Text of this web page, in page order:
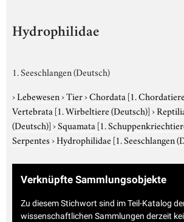
Hydrophilidae
1. Seeschlangen (Deutsch)
›Lebewesen›Tier›Chordata [1.
Vertebrata [1. Wirbeltiere (Deutsch)]›
(Deutsch)]›Squamata [1.
Serpentes›Hydrophilidae [1. Seeschlangen
Verknüpfte Sammlungsobjekte
Zu diesem Stichwort sind im Teil-Katalog
wissenschaftlichen Sammlungen derzeit